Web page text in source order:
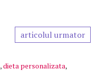
articolul urmator
,dieta personalizata,